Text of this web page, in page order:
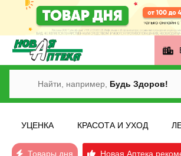
Найти, например, Будь Здоров!
УЦЕНКА КРАСОТА И УХОД
Товары дня Новая Аптека